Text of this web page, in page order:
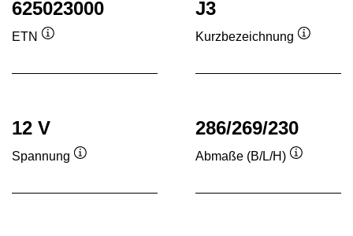
625023000
ETN
J3
Kurzbezeichnung
12 V
Spannung
286/269/230
Abmaße (B/L/H)